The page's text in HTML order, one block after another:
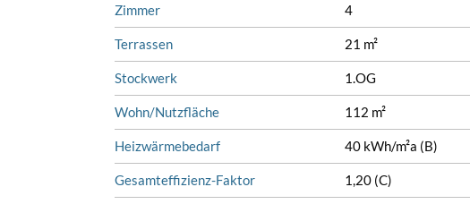
Zimmer 4
Terrassen 21 m²
Stockwerk 1.OG
Wohn/Nutzfläche 112 m²
Heizwärmebedarf 40 kWh/m²a (B)
Gesamteffizienz-Faktor 1,20 (C)